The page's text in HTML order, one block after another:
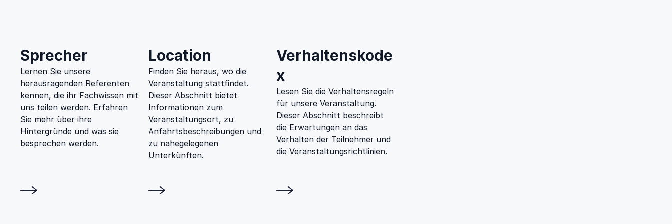
Menü
Sprecher
Lernen Sie unsere
herausragenden Referenten
kennen, die ihr Fachwissen mit
uns teilen werden. Erfahren
Sie mehr über ihre
Hintergründe und was sie
besprechen werden.
Location
Finden Sie heraus, wo die
Veranstaltung stattfindet.
Dieser Abschnitt bietet
Informationen zum
Veranstaltungsort, zu
Anfahrtsbeschreibungen und
zu nahegelegenen
Unterkünften.
Verhaltenskode
x
Lesen Sie die Verhaltensregeln
für unsere Veranstaltung.
Dieser Abschnitt beschreibt
die Erwartungen an das
Verhalten der Teilnehmer und
die Veranstaltungsrichtlinien.